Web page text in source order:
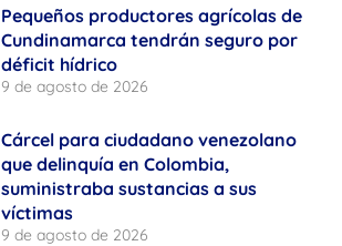
Pequeños productores agrícolas de
Cundinamarca tendrán seguro por
déficit hídrico
9 de agosto de 2026
Cárcel para ciudadano venezolano
que delinquía en Colombia,
suministraba sustancias a sus
víctimas
9 de agosto de 2026